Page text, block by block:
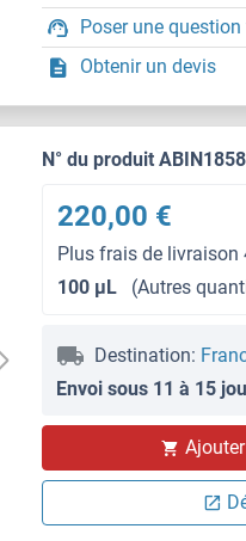
Poser une
Obtenir un devis
N° du produit
220,00 €
Plus frais de livraison
100 μL
(Autres
Destination:
Envoi sous 11 à 15